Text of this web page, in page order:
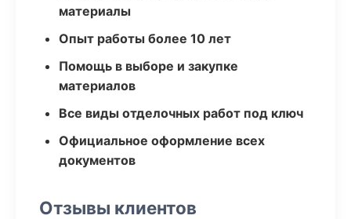
материалы
Опыт работы более 10 лет
Помощь в выборе и закупке
материалов
Все виды отделочных работ под ключ
Официальное оформление всех
документов
Отзывы клиентов